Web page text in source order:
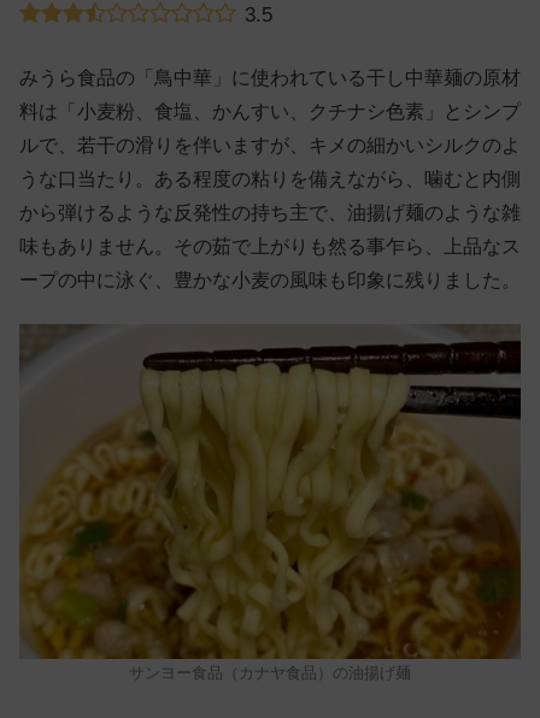
3.5
みうら食品の「鳥中華」に使われている干し中華麺の原材
料は「小麦粉、食塩、かんすい、クチナシ色素」とシンプ
ルで、若干の滑りを伴いますが、キメの細かいシルクのよ
うな口当たり。ある程度の粘りを備えながら、噛むと内側
から弾けるような反発性の持ち主で、油揚げ麺のような雑
味もありません。その茹で上がりも然る事乍ら、上品なス
ープの中に泳ぐ、豊かな小麦の風味も印象に残りました。
サンヨー食品（カナヤ食品）の油揚げ麺